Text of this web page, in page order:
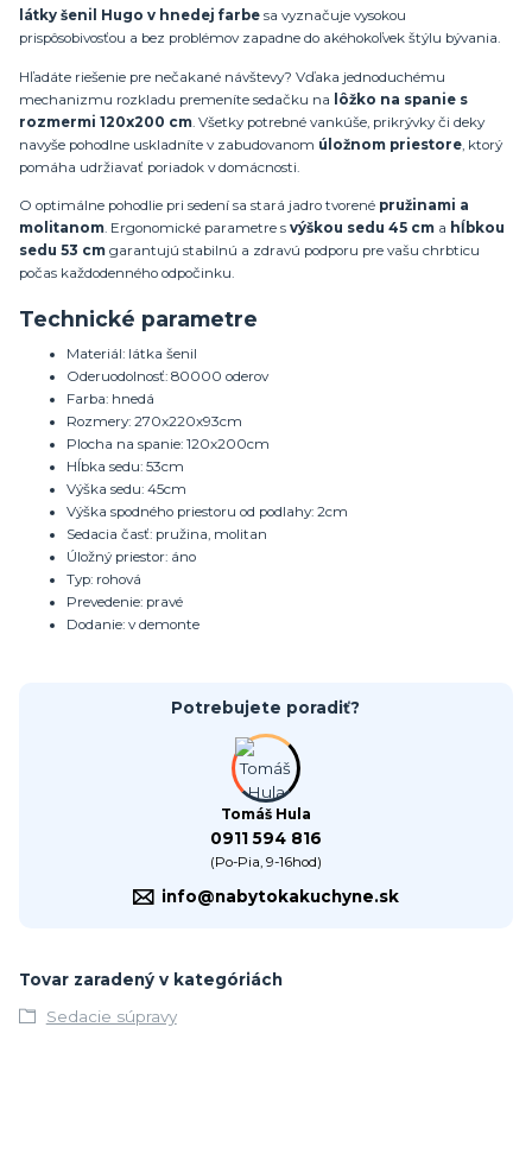
látky šenil Hugo v hnedej farbe sa vyznačuje vysokou
prispôsobivosťou a bez problémov zapadne do akéhokoľvek štýlu bývania.
Hľadáte riešenie pre nečakané návštevy? Vďaka jednoduchému
mechanizmu rozkladu premeníte sedačku na
lôžko na spanie s
rozmermi 120x200 cm. Všetky potrebné vankúše, prikrývky či deky
navyše pohodlne uskladníte v zabudovanom úložnom priestore, ktorý
pomáha udržiavať poriadok v domácnosti.
O optimálne pohodlie pri sedení sa stará jadro tvorené pružinami a
molitanom. Ergonomické parametre s výškou sedu 45 cm a hĺbkou
sedu 53 cm garantujú stabilnú a zdravú podporu pre vašu chrbticu
počas každodenného odpočinku.
Technické parametre
Materiál: látka šenil
Oderuodolnosť: 80000 oderov
Farba: hnedá
Rozmery: 270x220x93cm
Plocha na spanie: 120x200cm
Hĺbka sedu: 53cm
Výška sedu: 45cm
Výška spodného priestoru od podlahy: 2cm
Sedacia časť: pružina, molitan
Úložný priestor: áno
Typ: rohová
Prevedenie: pravé
Dodanie: v demonte
Potrebujete poradiť?
Tomáš Hula
0911 594 816
(Po-Pia, 9-16hod)
info@nabytokakuchyne.sk
Tovar zaradený v kategóriách
Sedacie súpravy